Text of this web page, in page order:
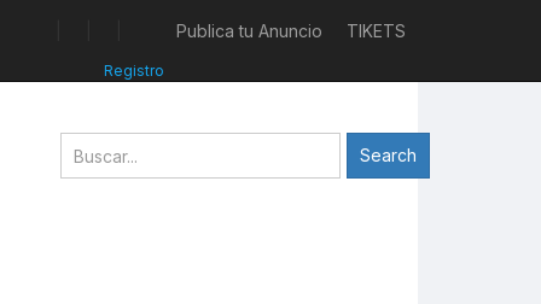
Registro
Publica tu Anuncio TIKETS